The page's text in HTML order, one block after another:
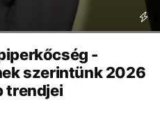
-
szerintünk 2026
trendjei